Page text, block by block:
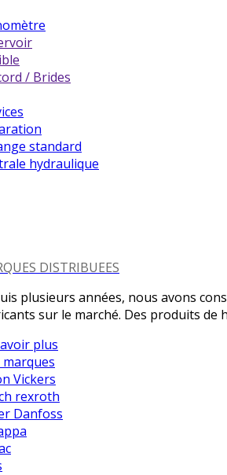
/ Brides
standard
hydraulique
DISTRIBUEES
plusieurs années, nous avons
sur le marché. Des produits de
plus
Vickers
rexroth
Danfoss